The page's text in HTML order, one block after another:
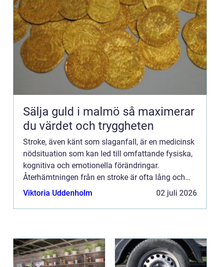
Sälja guld i malmö så maximerar
du värdet och tryggheten
Stroke, även känt som slaganfall, är en medicinsk
nödsituation som kan led till omfattande fysiska,
kognitiva och emotionella förändringar.
Återhämtningen från en stroke är ofta lång och
kompl...
Viktoria Uddenholm 02 juli 2026